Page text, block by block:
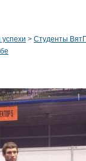
> Студенты